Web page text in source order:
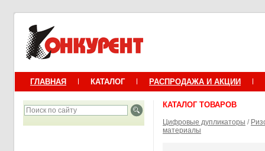
ГЛАВНАЯ КАТАЛОГ РАСПРОДАЖА И АКЦИИ
КАТАЛОГ ТОВАРОВ
Цифровые дупликаторы /
материалы